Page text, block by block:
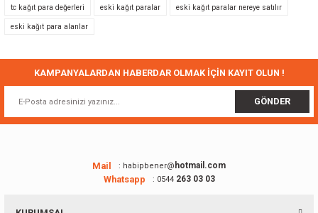
Ürün resmi kalitesiz, bozuk veya görüntülenemiyor.
Ürün açıklamasında eksik bilgiler bulunuyor.
Ürün fiyatı diğer sitelerden daha pahalı.
Bu ürüne benzer farklı alternatifler olmalı.
Gönder
tc kağıt para değerleri eski kağıt paralar eski kağıt paralar nereye satılır
eski kağıt para alanlar
KAMPANYALARDAN HABERDAR OLMAK İÇİN KAYIT OLUN !
GÖNDER
Mail : habipbener@ hotmail.com
Whatsapp : 0544263 03 03